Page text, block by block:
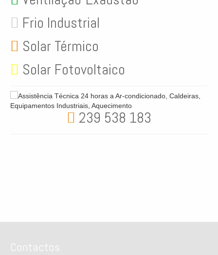
Frio Industrial
Solar Térmico
Solar Fotovoltaico
239 538 183
Contactos